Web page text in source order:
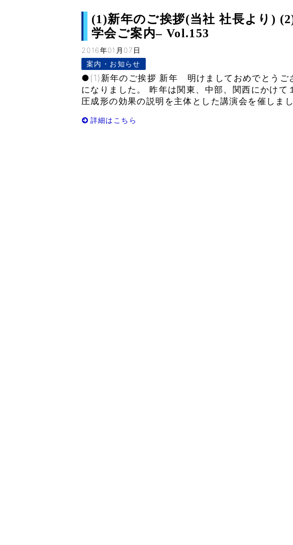
(1)新年のご挨拶(当社 社長より)
学会ご案内– Vol.153
2016年01月07日
案内・お知らせ
●(1)新年のご挨拶 新年 明けましておめでとうご
になりました。 昨年は関東、中部、関西にかけて
圧成形の効果の説明を主体とした講演会を催しま
詳細はこちら